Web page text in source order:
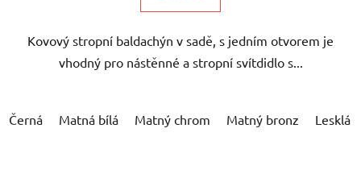
Kovový stropní baldachýn v sadě, s jedním otvorem je
vhodný pro nástěnné a stropní svítdidlo s...
Černá Matná bílá Matný chrom Matný bronz Lesklá